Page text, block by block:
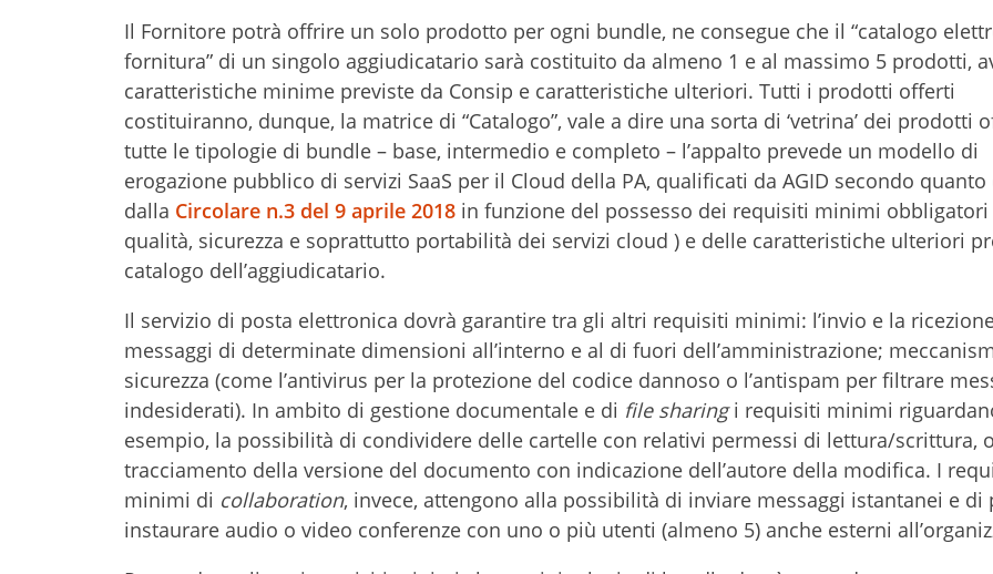
Il Fornitore potrà offrire un solo prodotto per ogni bundle, ne consegue che il “catalogo
fornitura” di un singolo aggiudicatario sarà costituito da almeno 1 e al massimo 5 prodotti,
caratteristiche minime previste da Consip e caratteristiche ulteriori. Tutti i prodotti offerti
costituiranno, dunque, la matrice di “Catalogo”, vale a dire una sorta di ‘vetrina’ dei prodotti
tutte le tipologie di bundle – base, intermedio e completo – l’appalto prevede un modello di
erogazione pubblico di servizi SaaS per il Cloud della PA, qualificati da AGID secondo
dalla Circolare n.3 del 9 aprile 2018 in funzione del possesso dei requisiti minimi obbligatori
qualità, sicurezza e soprattutto portabilità dei servizi cloud ) e delle caratteristiche ulteriori
catalogo dell’aggiudicatario.
Il servizio di posta elettronica dovrà garantire tra gli altri requisiti minimi: l’invio e la
messaggi di determinate dimensioni all’interno e al di fuori dell’amministrazione;
sicurezza (come l’antivirus per la protezione del codice dannoso o l’antispam per filtrare
indesiderati). In ambito di gestione documentale e di file sharingi requisiti minimi
esempio, la possibilità di condividere delle cartelle con relativi permessi di lettura/scrittura,
tracciamento della versione del documento con indicazione dell’autore della modifica. I
minimi di collaboration, invece, attengono alla possibilità di inviare messaggi istantanei e di
instaurare audio o video conferenze con uno o più utenti (almeno 5) anche esterni